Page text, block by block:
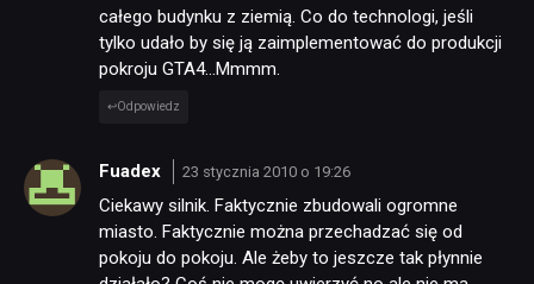
całego budynku z ziemią. Co do technologi, jeśli
tylko udało by się ją zaimplementować do produkcji
pokroju GTA4…Mmmm.
Odpowiedz
Fuadex 23 stycznia 2010 o 19:26
Ciekawy silnik. Faktycznie zbudowali ogromne
miasto. Faktycznie można przechadzać się od
pokoju do pokoju. Ale żeby to jeszcze tak płynnie